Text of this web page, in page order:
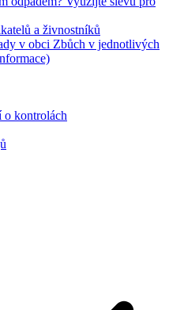
a živnostníků
v obci Zbůch v jednotlivých
o kontrolách